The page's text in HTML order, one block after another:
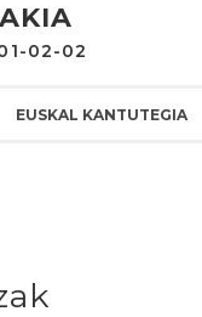
02-02
EUSKAL KANTUTEGIA